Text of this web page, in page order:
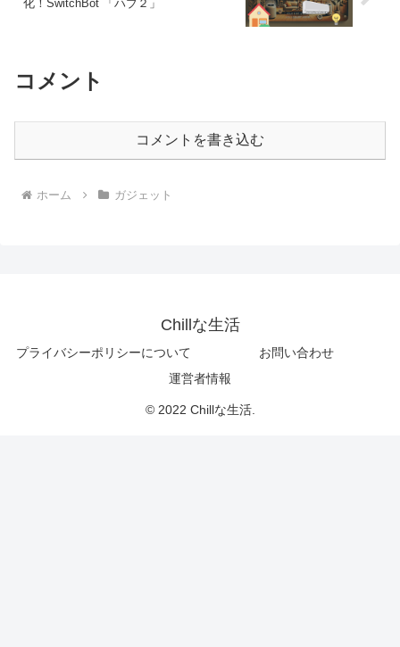
化！SwitchBot 「ハブ２」
コメント
コメントを書き込む
ホーム ガジェット
Chillな生活
プライバシーポリシーについて
お問い合わせ
運営者情報
© 2022 Chillな生活.